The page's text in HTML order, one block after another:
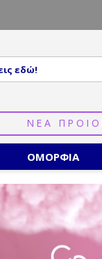
ΝΕΑ
ΟΜΟΡΦΙΑ